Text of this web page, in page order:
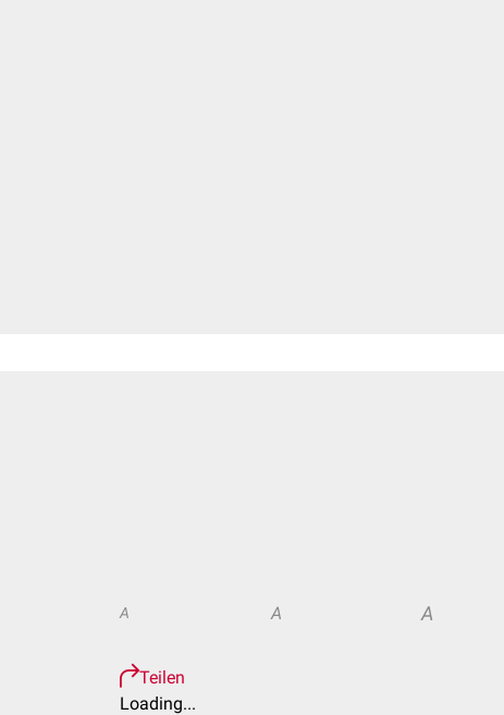
A A A
Teilen
Loading...